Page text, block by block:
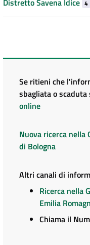
Distretto Savena Idice 4
Se ritieni che
sbagliata o scaduta
online
Nuova ricerca nella
di Bologna
Altri canali di
Ricerca nella
Emilia
Chiama il